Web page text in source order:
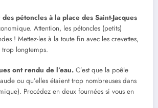
pétoncles à la place des Saint-Jacques
Attention, les pétoncles (petits)
! Mettez-les à la toute fin avec les crevettes,
trop longtemps.
ont rendu de l’eau. C’est que la poêle
ou qu’elles étaient trop nombreuses dans
Procédez en deux fournées si vous en